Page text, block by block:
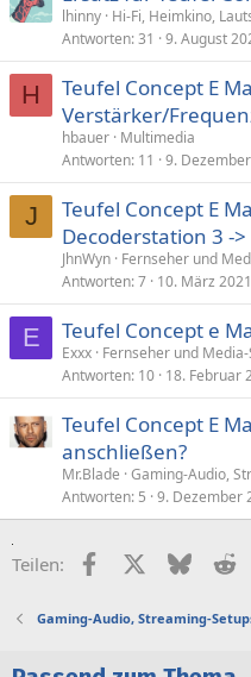
lhinny Hi-Fi, Heimkino,
Antworten 31 9. August
H
Teufel Concept E
Verstärker/
hbauer Multimedia
Antworten 11 9.
J
Teufel Concept E
Decoderstation 3 -
JhnWyn Fernseher und
Antworten 7 10. März 2021
E Teufel Concept e
Exxx Fernseher und
Antworten 10 18. Februar
Teufel Concept E
anschließen?
Mr.Blade Gaming-Audio,
Antworten 5 9. Dezember
Teilen: FacebookX (Twitter)
Bluesky
Gaming-Audio, Streaming-